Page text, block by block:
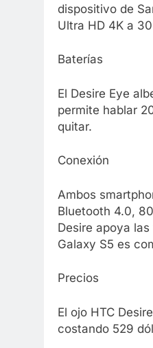
dispositivo de
Ultra HD 4K a
Baterías
El Desire Eye
permite hablar
quitar.
Conexión
Ambos
Bluetooth 4.0,
Desire apoya
Galaxy S5 es
Precios
El ojo HTC
costando 529